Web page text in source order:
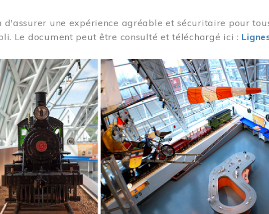
d'assurer une expérience agréable et sécuritaire pour
Le document peut être consulté et téléchargé ici :